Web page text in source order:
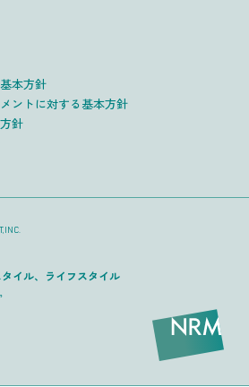
本方針
ントに対する基本方針
針
イル、ライフスタイル